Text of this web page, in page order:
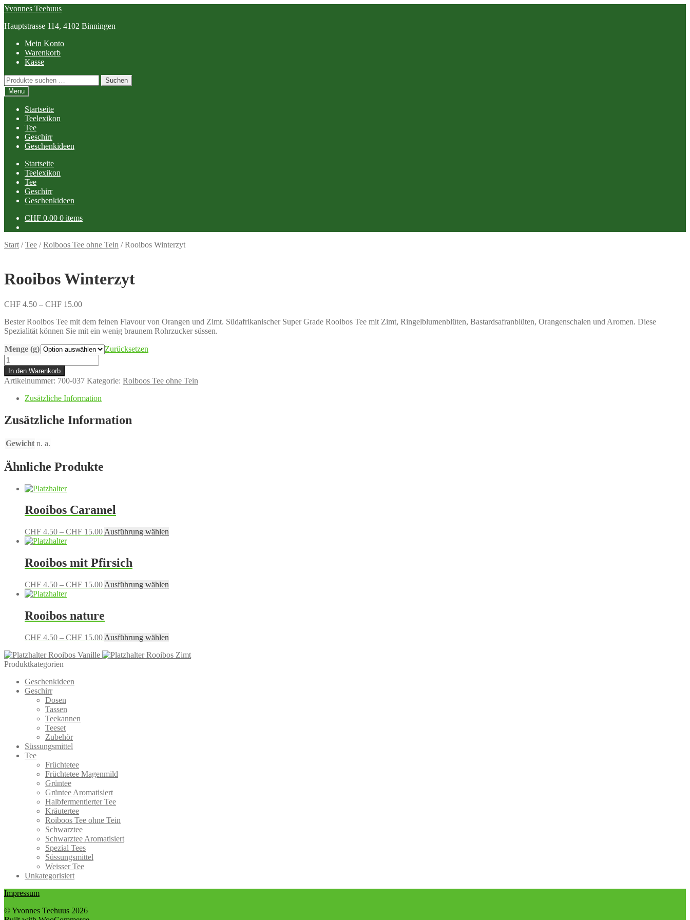
Skip
navigation
Skip
content
Yvonnes Teehuus
Hauptstrasse 114, 4102 Binningen
Mein Konto
Warenkorb
Kasse
Suchen
nach:
Suchen
Menu
Startseite
Teelexikon
Tee
Geschirr
Geschenkideen
Startseite
Teelexikon
Tee
Geschirr
Geschenkideen
CHF 0.00 0 items
Start /Tee /Roiboos Tee ohne Tein /Rooibos Winterzyt
Rooibos Winterzyt
CHF 4.50 – CHF 15.00Preisspanne:
bis
CHF 15.00
Bester Rooibos Tee mit dem feinen Flavour von Orangen und Zimt. Südafrikanischer Super Grade Rooibos Tee mit Zimt, Ringelblumenblüten, Bastardsafranblüten, Orangenschalen und Aromen. Diese
Spezialität können Sie mit ein wenig braunem Rohrzucker süssen.
Menge (g)
Zurücksetzen
Rooibos
Winterzyt
Menge
In den Warenkorb
Artikelnummer: 700-037 Kategorie: Roiboos Tee ohne Tein
Zusätzliche Information
Zusätzliche Information
Gewicht n. a.
Ähnliche Produkte
Rooibos Caramel
CHF 4.50 – CHF 15.00Preisspanne:
CHF 15.00
Ausführung wählen
Die
gewählt
werden
Rooibos mit Pfirsich
CHF 4.50 – CHF 15.00Preisspanne:
Ausführung wählen
Die
können
Rooibos nature
CHF 4.50 – CHF 15.00Preisspanne:
bis
Ausführung wählen
weist
Rooibos Vanille
Rooibos Zimt
Produktkategorien
Geschenkideen
Geschirr
Dosen
Tassen
Teekannen
Teeset
Zubehör
Süssungsmittel
Tee
Früchtetee
Früchtetee Magenmild
Grüntee
Grüntee Aromatisiert
Halbfermentierter Tee
Kräutertee
Roiboos Tee ohne Tein
Schwarztee
Schwarztee Aromatisiert
Spezial Tees
Süssungsmittel
Weisser Tee
Unkategorisiert
Impressum
© Yvonnes Teehuus 2026